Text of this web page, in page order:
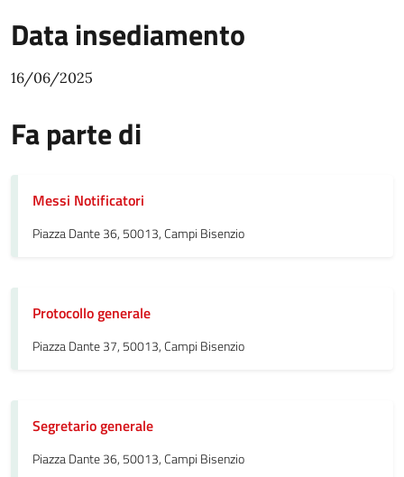
Data insediamento
16/06/2025
Fa parte di
Messi Notificatori
Piazza Dante 36, 50013, Campi Bisenzio
Protocollo generale
Piazza Dante 37, 50013, Campi Bisenzio
Segretario generale
Piazza Dante 36, 50013, Campi Bisenzio